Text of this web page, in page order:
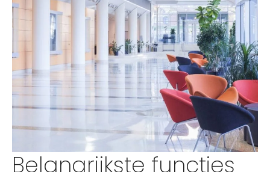
Belangrijkste functies